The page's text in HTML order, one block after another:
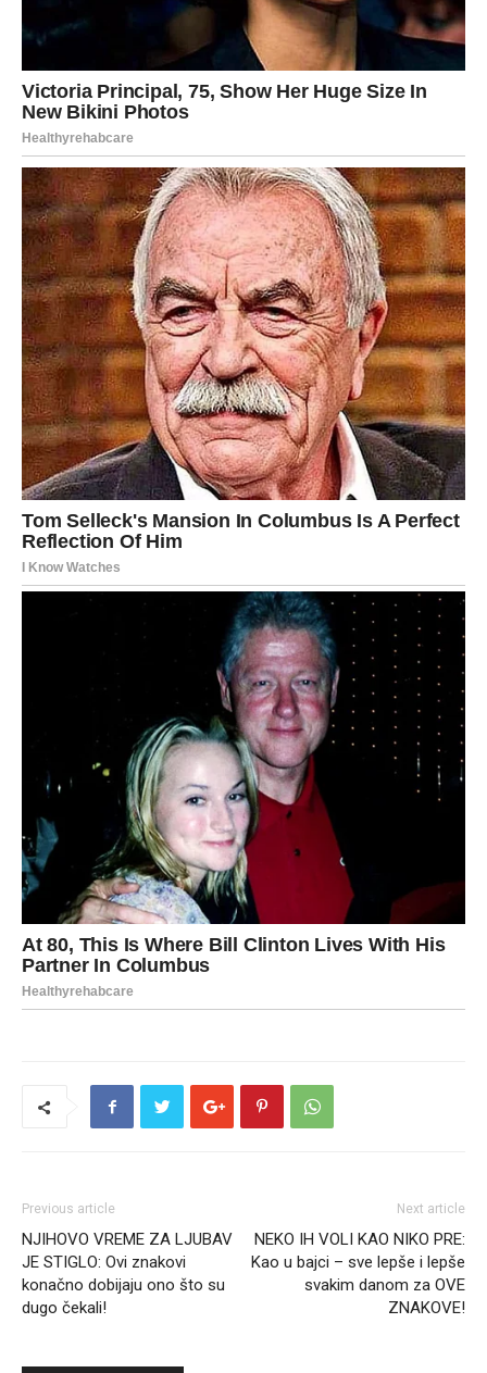
Previous article
NJIHOVO VREME ZA LJUBAV
JE STIGLO: Ovi znakovi
konačno dobijaju ono što su
dugo čekali!
Next article
NEKO IH VOLI KAO NIKO PRE:
Kao u bajci – sve lepše i lepše
svakim danom za OVE
ZNAKOVE!